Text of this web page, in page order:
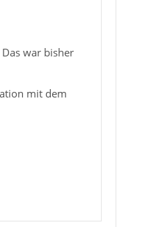
war bisher
mit dem